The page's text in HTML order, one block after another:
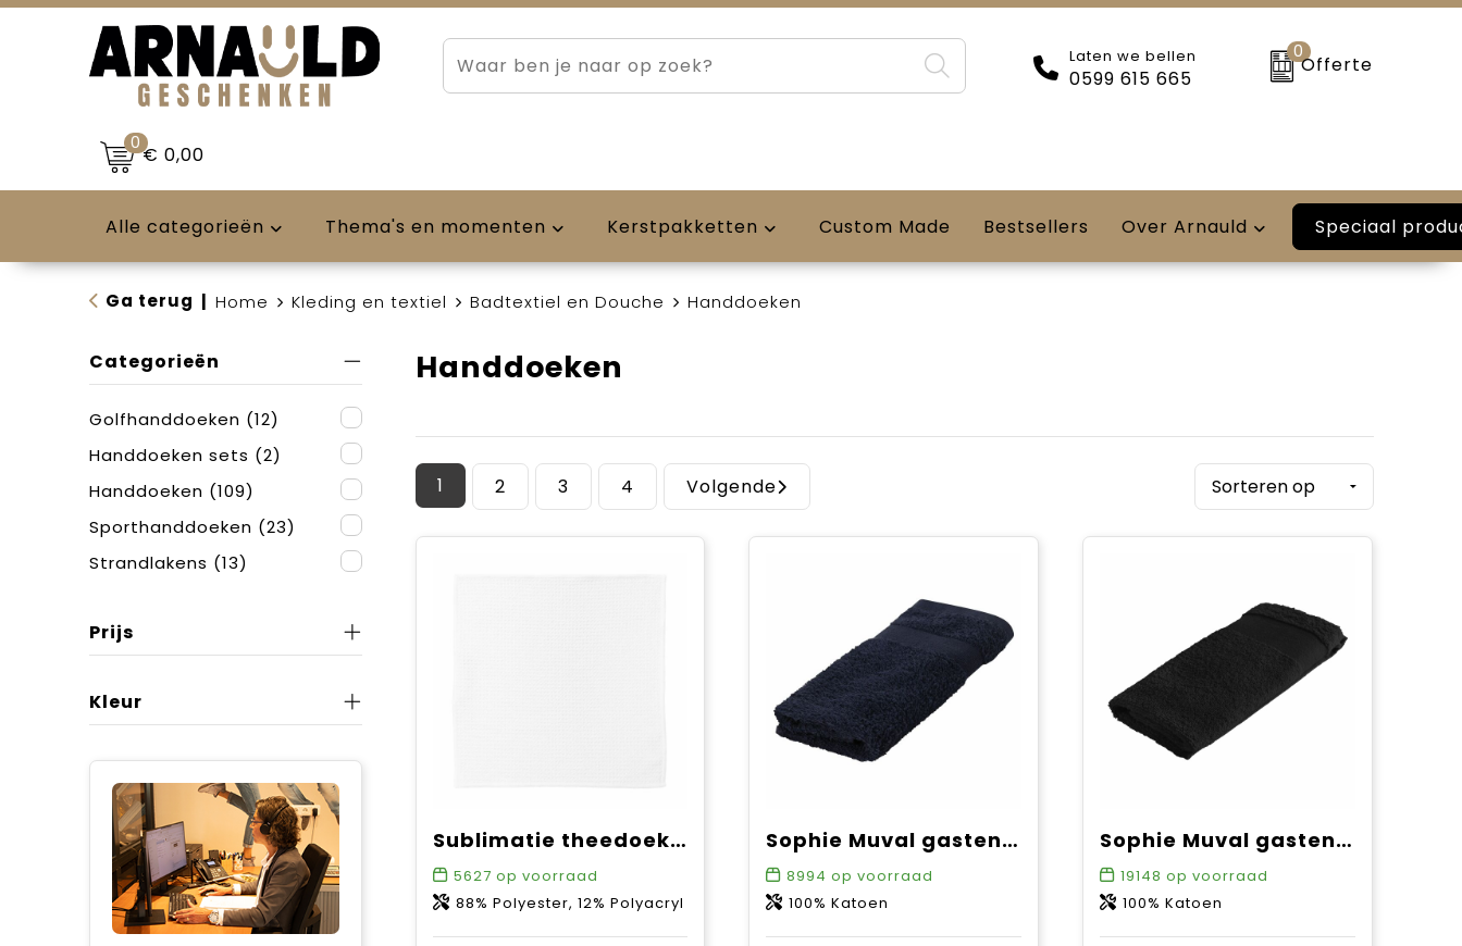
Laten we bellen
0599 615 665
0
Offerte
0€ 0,00
Alle categorieën Thema's en momenten Kerstpakketten Custom Made Bestsellers Over Arnauld Speciaal
Ga terug Home Kleding en textiel Badtextiel en Douche Handdoeken
Categorieën
Golfhanddoeken (12)
Handdoeken sets (2)
Handdoeken (109)
Sporthanddoeken (23)
Strandlakens (13)
Prijs
Kleur
Handdoeken
1 2 3 4 Volgende
Sublimatie theedoek met reliëf structuur, 30x30 cm, 360 gr/m²
5627 op voorraad
88% Polyester, 12% Polyacryl
Sophie Muval gastendoek 50x30 cm, 360 gr/m²
8994 op voorraad
100% Katoen
Sophie Muval gastendoek 50x30 cm, 450 gr/m²
19148 op voorraad
100% Katoen